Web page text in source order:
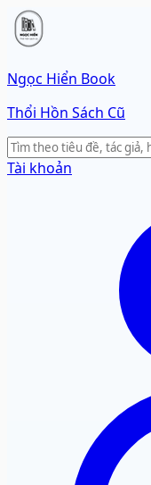
Ngọc Hiển Book
Thổi Hồn Sách Cũ
Tài khoản